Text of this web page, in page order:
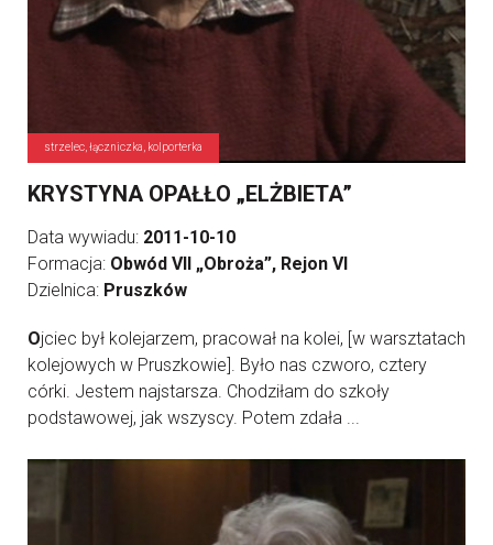
strzelec, łączniczka, kolporterka
KRYSTYNA OPAŁŁO „ELŻBIETA”
Data wywiadu: 2011-10-10
Formacja: Obwód VII „Obroża”, Rejon VI
Dzielnica: Pruszków
Ojciec był kolejarzem, pracował na kolei, [w warsztatach
kolejowych w Pruszkowie]. Było nas czworo, cztery
córki. Jestem najstarsza. Chodziłam do szkoły
podstawowej, jak wszyscy. Potem zdała ...